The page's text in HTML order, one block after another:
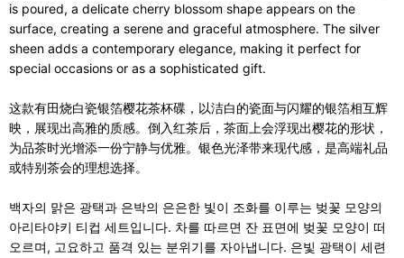
is poured, a delicate cherry blossom shape appears on the
surface, creating a serene and graceful atmosphere. The silver
sheen adds a contemporary elegance, making it perfect for
special occasions or as a sophisticated gift.
这款有田烧白瓷银箔樱花茶杯碟，以洁白的瓷面与闪耀的银箔相互辉
映，展现出高雅的质感。倒入红茶后，茶面上会浮现出樱花的形状，
为品茶时光增添一份宁静与优雅。银色光泽带来现代感，是高端礼品
或特别茶会的理想选择。
백자의 맑은 광택과 은박의 은은한 빛이 조화를 이루는 벚꽃 모양의
아리타야키 티컵 세트입니다. 차를 따르면 잔 표면에 벚꽃 모양이 떠
오르며, 고요하고 품격 있는 분위기를 자아냅니다. 은빛 광택이 세련